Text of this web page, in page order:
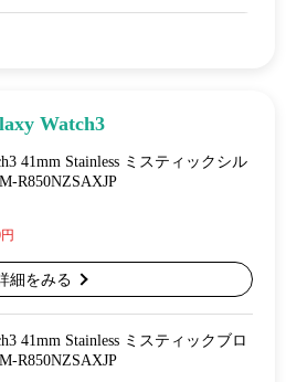
Watch3
41mm Stainless ミスティックシル
R850NZSAXJP
細をみる
41mm Stainless ミスティックブロ
R850NZSAXJP